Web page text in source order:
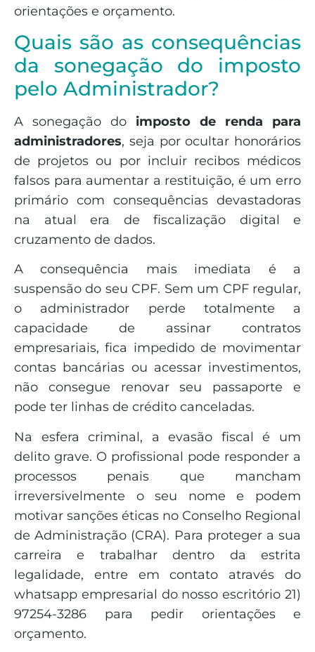
orientações e orçamento.
Quais são as consequências
da sonegação do imposto
pelo Administrador?
A sonegação do imposto de renda para
administradores, seja por ocultar honorários
de projetos ou por incluir recibos médicos
falsos para aumentar a restituição, é um erro
primário com consequências devastadoras
na atual era de fiscalização digital e
cruzamento de dados.
A consequência mais imediata é a
suspensão do seu CPF. Sem um CPF regular,
o administrador perde totalmente a
capacidade de assinar contratos
empresariais, fica impedido de movimentar
contas bancárias ou acessar investimentos,
não consegue renovar seu passaporte e
pode ter linhas de crédito canceladas.
Na esfera criminal, a evasão fiscal é um
delito grave. O profissional pode responder a
processos penais que mancham
irreversivelmente o seu nome e podem
motivar sanções éticas no Conselho Regional
de Administração (CRA). Para proteger a sua
carreira e trabalhar dentro da estrita
legalidade, entre em contato através do
whatsapp empresarial do nosso escritório 21)
97254-3286 para pedir orientações e
orçamento.